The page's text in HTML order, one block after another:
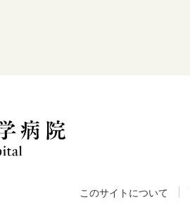
このサイトについて